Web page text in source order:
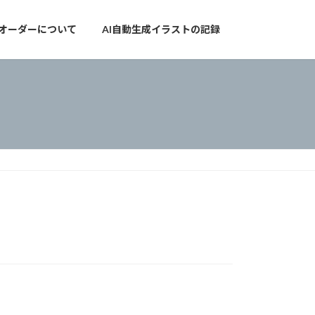
ーダーについて AI自動生成イラストの記録